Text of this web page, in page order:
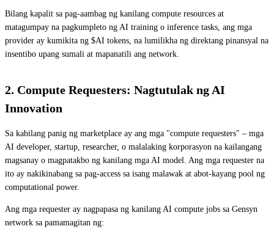
Bilang kapalit sa pag-aambag ng kanilang compute resources at
matagumpay na pagkumpleto ng AI training o inference tasks, ang mga
provider ay kumikita ng $AI tokens, na lumilikha ng direktang pinansyal na
insentibo upang sumali at mapanatili ang network.
2. Compute Requesters: Nagtutulak ng AI
Innovation
Sa kabilang panig ng marketplace ay ang mga "compute requesters" – mga
AI developer, startup, researcher, o malalaking korporasyon na kailangang
magsanay o magpatakbo ng kanilang mga AI model. Ang mga requester na
ito ay nakikinabang sa pag-access sa isang malawak at abot-kayang pool ng
computational power.
Ang mga requester ay nagpapasa ng kanilang AI compute jobs sa Gensyn
network sa pamamagitan ng: